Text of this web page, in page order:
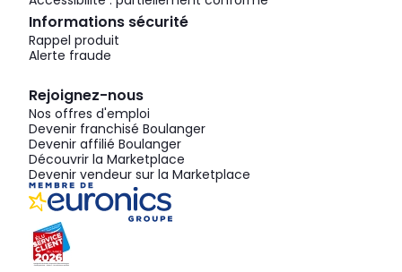
Informations sécurité
Rappel produit
Alerte fraude
Rejoignez-nous
Nos offres d'emploi
Devenir franchisé Boulanger
Devenir affilié Boulanger
Découvrir la Marketplace
Devenir vendeur sur la Marketplace